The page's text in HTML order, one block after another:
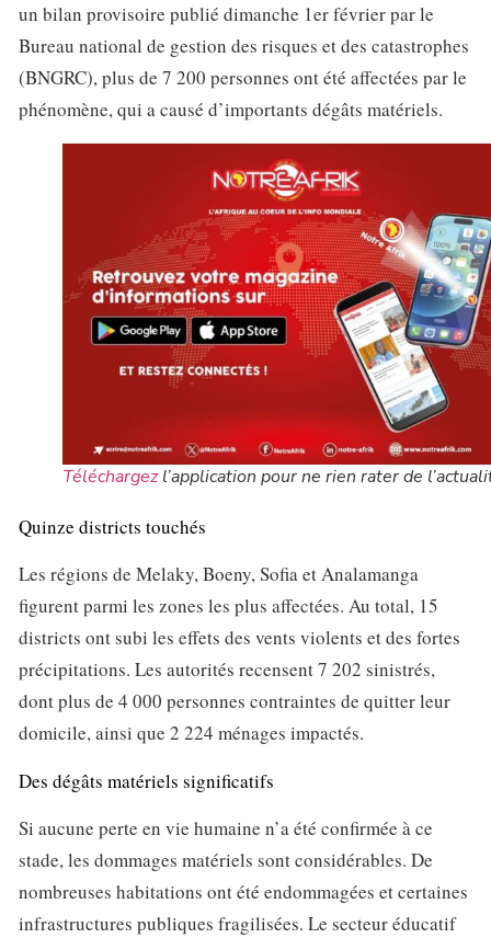
un bilan provisoire publié dimanche 1er février par le
Bureau national de gestion des risques et des catastrophes
(BNGRC), plus de 7 200 personnes ont été affectées par le
phénomène, qui a causé d’importants dégâts matériels.
Téléchargezl’application pour ne rien rater de
Quinze districts touchés
Les régions de Melaky, Boeny, Sofia et Analamanga
figurent parmi les zones les plus affectées. Au total, 15
districts ont subi les effets des vents violents et des fortes
précipitations. Les autorités recensent 7 202 sinistrés,
dont plus de 4 000 personnes contraintes de quitter leur
domicile, ainsi que 2 224 ménages impactés.
Des dégâts matériels significatifs
Si aucune perte en vie humaine n’a été confirmée à ce
stade, les dommages matériels sont considérables. De
nombreuses habitations ont été endommagées et certaines
infrastructures publiques fragilisées. Le secteur éducatif